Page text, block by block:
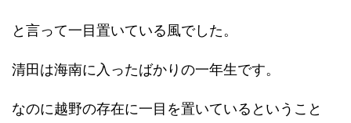
と言って一目置いている風でした。
清田は海南に入ったばかりの一年生です。
なのに越野の存在に一目を置いているということ